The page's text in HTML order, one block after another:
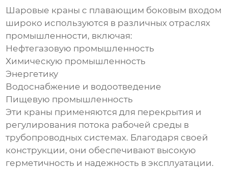
Шаровые краны с плавающим боковым входом
широко используются в различных отраслях
промышленности, включая:
Нефтегазовую промышленность
Химическую промышленность
Энергетику
Водоснабжение и водоотведение
Пищевую промышленность
Эти краны применяются для перекрытия и
регулирования потока рабочей среды в
трубопроводных системах. Благодаря своей
конструкции, они обеспечивают высокую
герметичность и надежность в эксплуатации.